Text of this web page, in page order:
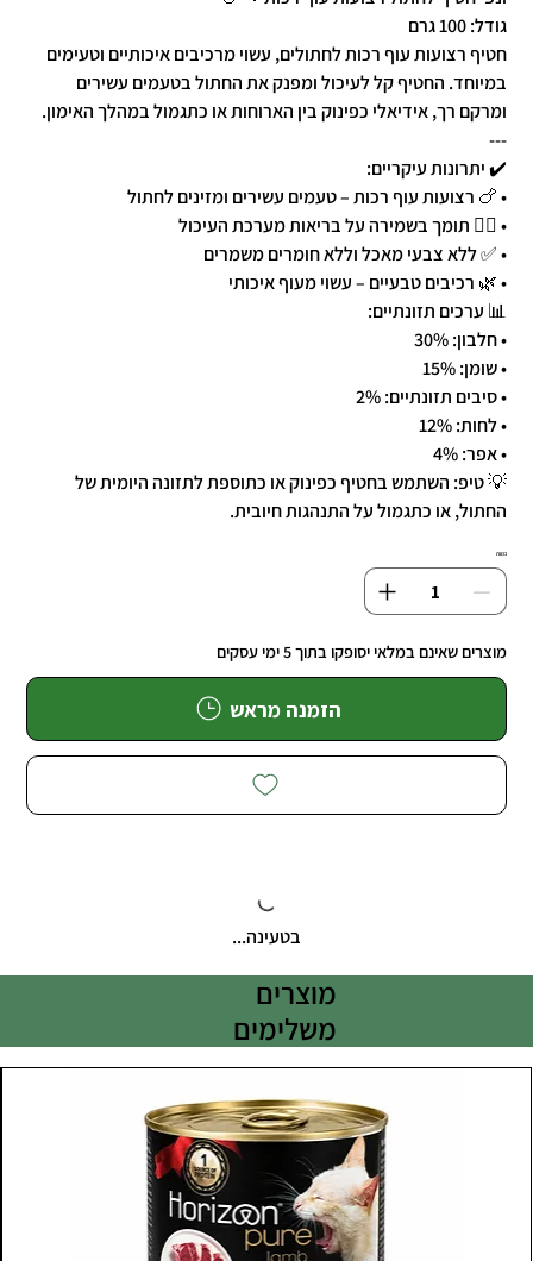
גודל: 100 גרם
חטיף רצועות עוף רכות לחתולים, עשוי מרכיבים איכותיים וטעימים
במיוחד. החטיף קל לעיכול ומפנק את החתול בטעמים עשירים
ומרקם רך, אידיאלי כפינוק בין הארוחות או כתגמול במהלך האימון.
---
✔️ יתרונות עיקריים:
• 🍗 רצועות עוף רכות – טעמים עשירים ומזינים לחתול
• 🧑‍⚕️ תומך בשמירה על בריאות מערכת העיכול
• ✅ ללא צבעי מאכל וללא חומרים משמרים
• 🌿 רכיבים טבעיים – עשוי מעוף איכותי
📊 ערכים תזונתיים:
• חלבון: 30%
• שומן: 15%
• סיבים תזונתיים: 2%
• לחות: 12%
• אפר: 4%
💡 טיפ: השתמש בחטיף כפינוק או כתוספת לתזונה היומית של
החתול, או כתגמול על התנהגות חיובית.
כמות
מוצרים שאינם במלאי יסופקו בתוך 5 ימי עסקים
הזמנה מראש
בטעינה...
מוצרים
משלימים